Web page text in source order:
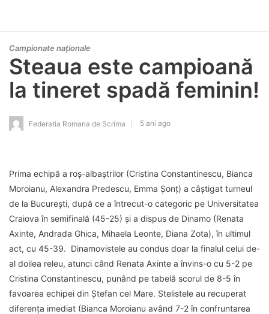
Campionate naționale
Steaua este campioană
la tineret spadă feminin!
Federatia Romana de Scrima 5 ani ago
Prima echipă a roș-albaștrilor (Cristina Constantinescu, Bianca
Moroianu, Alexandra Predescu, Emma Șonț) a câștigat turneul
de la București, după ce a întrecut-o categoric pe Universitatea
Craiova în semifinală (45-25) și a dispus de Dinamo (Renata
Axinte, Andrada Ghica, Mihaela Leonte, Diana Zota), în ultimul
act, cu 45-39. Dinamovistele au condus doar la finalul celui de-
al doilea releu, atunci când Renata Axinte a învins-o cu 5-2 pe
Cristina Constantinescu, punând pe tabelă scorul de 8-5 în
favoarea echipei din Ștefan cel Mare. Stelistele au recuperat
diferența imediat (Bianca Moroianu având 7-2 în confruntarea